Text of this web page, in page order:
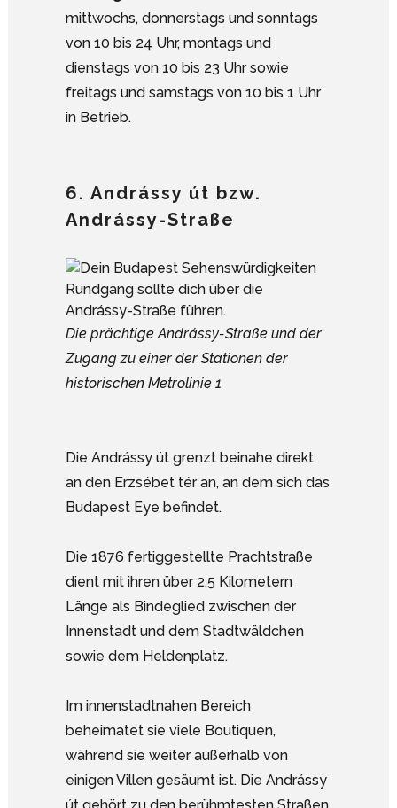
mittwochs, donnerstags und sonntags
von 10 bis 24 Uhr, montags und
dienstags von 10 bis 23 Uhr sowie
freitags und samstags von 10 bis 1 Uhr
in Betrieb.
6. Andrássy út bzw.
Andrássy-Straße
Die prächtige Andrássy-Straße und der
Zugang zu einer der Stationen der
historischen Metrolinie 1
Die Andrássy út grenzt beinahe direkt
an den Erzsébet tér an, an dem sich das
Budapest Eye befindet.
Die 1876 fertiggestellte Prachtstraße
dient mit ihren über 2,5 Kilometern
Länge als Bindeglied zwischen der
Innenstadt und dem Stadtwäldchen
sowie dem Heldenplatz.
Im innenstadtnahen Bereich
beheimatet sie viele Boutiquen,
während sie weiter außerhalb von
einigen Villen gesäumt ist. Die Andrássy